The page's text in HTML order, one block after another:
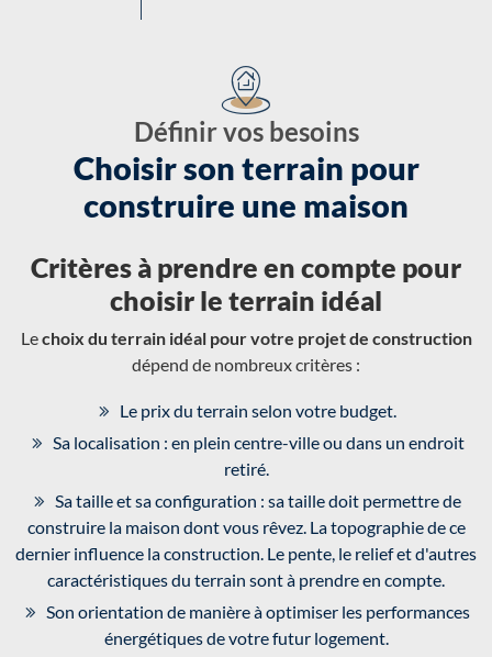
Définir vos besoins
Choisir son terrain pour
construire une maison
Critères à prendre en compte pour
choisir le terrain idéal
Lechoix du terrain idéal pour votre projet de construction
dépend de nombreux critères :
Le prix du terrain selon votre budget.
Sa localisation : en plein centre-ville ou dans un endroit
retiré.
Sa taille et sa configuration : sa taille doit permettre de
construire la maison dont vous rêvez. La topographie de ce
dernier influence la construction. Le pente, le relief et d'autres
caractéristiques du terrain sont à prendre en compte.
Son orientation de manière à optimiser les performances
énergétiques de votre futur logement.